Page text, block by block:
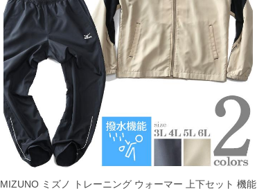
MIZUNO ミズノ トレーニング ウォーマー 上下セット 機能